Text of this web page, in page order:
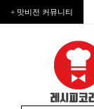
+ 맛비전 커뮤니티